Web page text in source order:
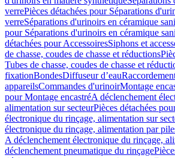
verrePièces détachées pour Séparations
verreSéparations d'urinoirs en céramique
pour Séparations d'urinoirs en céramique
détachées pour AccessoiresSiphons et
de chasse, coudes de chasse et réductions
Tubes de chasse, coudes de chasse et
fixationBondesDiffuseur d’eau
appareilsCommandes d'urinoirMontage
pour Montage encastréA déclenchement
alimentation sur secteurPièces détachées
électronique du rinçage, alimentation sur
électronique du rinçage, alimentation par
A déclenchement électronique du rinçage,
déclenchement pneumatique du rinçage